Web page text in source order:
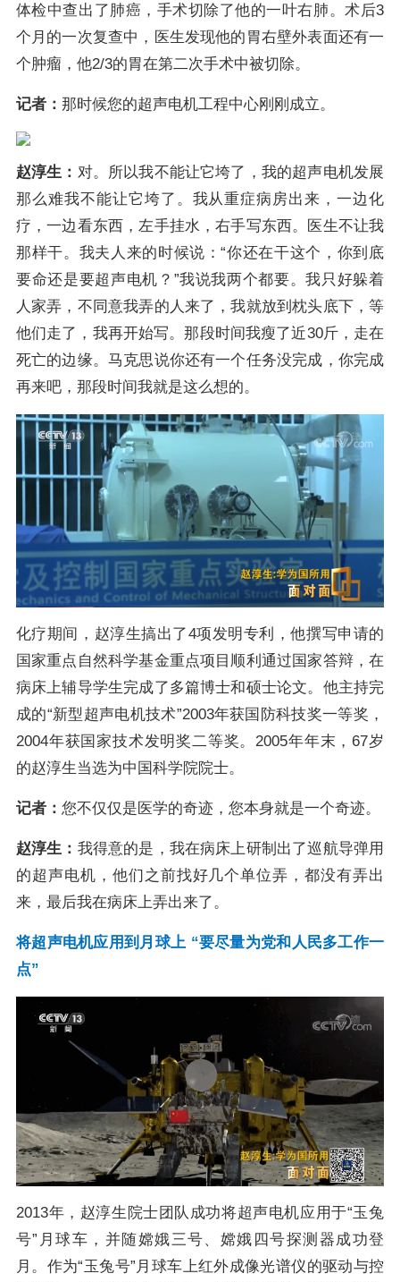
体检中查出了肺癌，手术切除了他的一叶右肺。术后3
个月的一次复查中，医生发现他的胃右壁外表面还有一
个肿瘤，他2/3的胃在第二次手术中被切除。
记者： 那时候您的超声电机工程中心刚刚成立。
赵淳生： 对。所以我不能让它垮了，我的超声电机发展
那么难我不能让它垮了。我从重症病房出来，一边化
疗，一边看东西，左手挂水，右手写东西。医生不让我
那样干。我夫人来的时候说：“你还在干这个，你到底
要命还是要超声电机？”我说我两个都要。我只好躲着
人家弄，不同意我弄的人来了，我就放到枕头底下，等
他们走了，我再开始写。那段时间我瘦了近30斤，走在
死亡的边缘。马克思说你还有一个任务没完成，你完成
再来吧，那段时间我就是这么想的。
化疗期间，赵淳生搞出了4项发明专利，他撰写申请的
国家重点自然科学基金重点项目顺利通过国家答辩，在
病床上辅导学生完成了多篇博士和硕士论文。他主持完
成的“新型超声电机技术”2003年获国防科技奖一等奖，
2004年获国家技术发明奖二等奖。2005年年末，67岁
的赵淳生当选为中国科学院院士。
记者： 您不仅仅是医学的奇迹，您本身就是一个奇迹。
赵淳生： 我得意的是，我在病床上研制出了巡航导弹用
的超声电机，他们之前找好几个单位弄，都没有弄出
来，最后我在病床上弄出来了。
将超声电机应用到月球上 “要尽量为党和人民多工作一
点”
2013年，赵淳生院士团队成功将超声电机应用于“玉兔
号”月球车，并随嫦娥三号、嫦娥四号探测器成功登
月。作为“玉兔号”月球车上红外成像光谱仪的驱动与控